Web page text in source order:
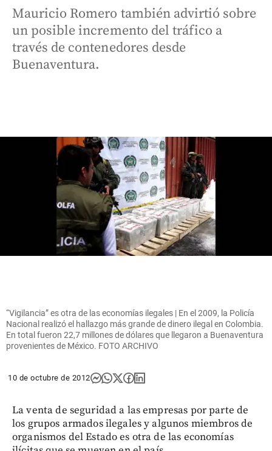
Mauricio Romero también advirtió sobre
un posible incremento del tráfico a
través de contenedores desde
Buenaventura.
“Vigilancia” es otra de las economías ilegales | En el 2009, la Policía
Nacional realizó el hallazgo más grande de dinero ilegal en Colombia.
En total fueron 22,7 millones de dólares que llegaron a Buenaventura
provenientes de México. FOTO ARCHIVO
10 de octubre de 2012
La venta de seguridad a las empresas por parte de
los grupos armados ilegales y algunos miembros de
organismos del Estado es otra de las economías